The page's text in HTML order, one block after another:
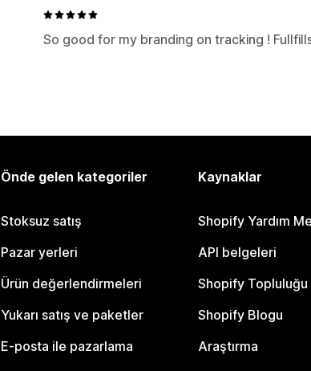
So good for my branding on tracking !
Önde gelen kategoriler
Stoksuz satış
Pazar yerleri
Ürün değerlendirmeleri
Yukarı satış ve paketler
E-posta ile pazarlama
Kaynaklar
Shopify Yardım
API belgeleri
Shopify Topluluğu
Shopify Blogu
Araştırma